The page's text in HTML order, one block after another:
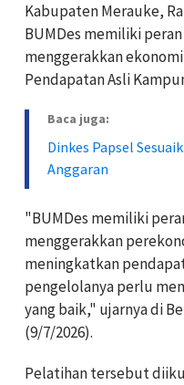
Kabupaten Merauke,
BUMDes memiliki
menggerakkan
Pendapatan Asli
Baca juga:
Dinkes Papsel
Anggaran
"BUMDes memiliki
menggerakkan
meningkatkan
pengelolanya perlu
yang baik," ujarnya di
(9/7/2026).
Pelatihan tersebut